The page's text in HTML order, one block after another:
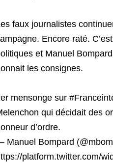
faux journalistes
Encore raté.
et Manuel
les consignes.
mensonge sur
qui décidait des
d’ordre.
Manuel Bompard
platform.twitter.com/